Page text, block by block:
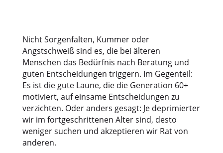
Nicht Sorgenfalten, Kummer oder
Angstschweiß sind es, die bei älteren
Menschen das Bedürfnis nach Beratung und
guten Entscheidungen triggern. Im Gegenteil:
Es ist die gute Laune, die die Generation 60+
motiviert, auf einsame Entscheidungen zu
verzichten. Oder anders gesagt: Je deprimierter
wir im fortgeschrittenen Alter sind, desto
weniger suchen und akzeptieren wir Rat von
anderen.